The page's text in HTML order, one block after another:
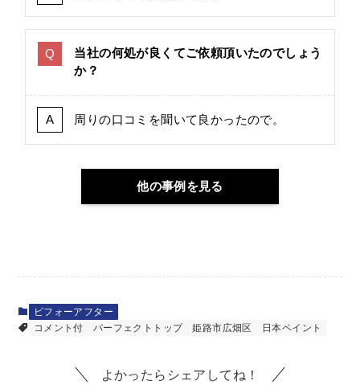
当社の何処が良くてご依頼頂いたのでしょう
か？
周りの口コミを聞いて良かったので。
他の事例を見る
ビフォーアフター
コメント付
パーフェクトトップ 姫路市広畑区 日本ペイント
よかったらシェアしてね！